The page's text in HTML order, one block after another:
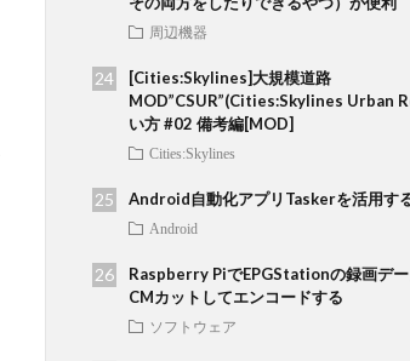
周辺機器
[Cities:Skylines]大規模道路
MOD”CSUR”(Cities:Skylines Urban
い方 #02 備考編[MOD]
Cities:Skylines
Android自動化アプリTaskerを活用す
Android
Raspberry PiでEPGStationの録画デ
CMカットしてエンコードする
ソフトウェア